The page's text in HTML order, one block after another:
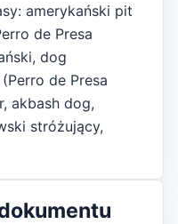
amerykański pit
de Presa
dog
de Presa
akbash dog,
stróżujący,